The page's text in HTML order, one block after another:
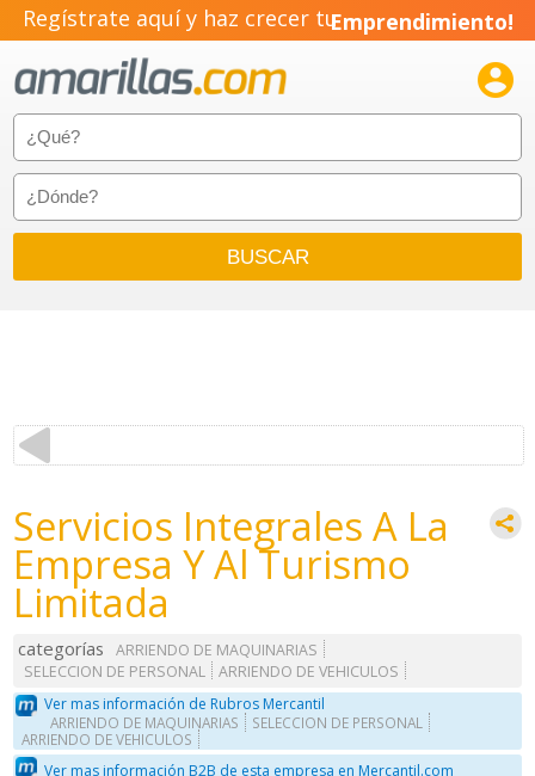
Regístrate aquí y haz crecer tuEmprendimiento!

Servicios Integrales A La
Empresa Y Al Turismo
Limitada
categorías
ARRIENDO DE MAQUINARIAS
SELECCION DE PERSONAL
ARRIENDO DE VEHICULOS
Ver mas información de Rubros Mercantil
ARRIENDO DE MAQUINARIAS
SELECCION DE PERSONAL
ARRIENDO DE VEHICULOS
Ver mas información B2B de esta empresa en Mercantil.com